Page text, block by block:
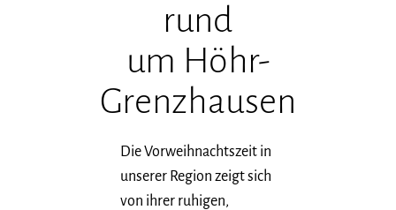
rund
um Höhr-
Grenzhausen
Die Vorweihnachtszeit in
unserer Region zeigt sich
von ihrer ruhigen,